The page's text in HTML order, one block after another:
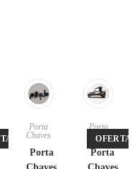
Porta
Chaves
Porta
OFERTA!
Porta
Chaves
Porta